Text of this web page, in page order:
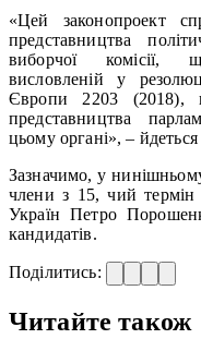
«Цей законопроект
представництва
виборчої комісії,
висловленій у
Європи 2203 (2018),
представництва
цьому органі», –
Зазначимо, у
члени з 15, чий
Україн Петро
кандидатів.
Поділитись:
Читайте також